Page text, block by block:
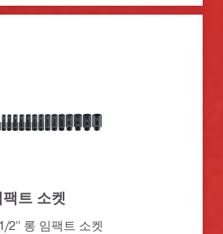
트 소켓
2" 롱 임팩트 소켓